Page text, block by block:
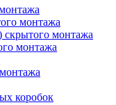
монтажа
скрытого монтажа
монтажа
коробок